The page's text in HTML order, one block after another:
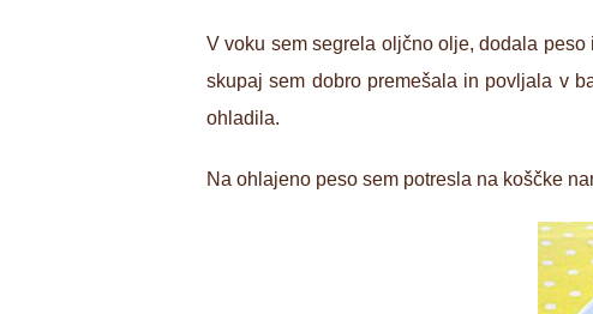
V voku sem segrela oljčno olje, dodala
skupaj sem dobro premešala in povljala v
ohladila.
Na ohlajeno peso sem potresla na koščke